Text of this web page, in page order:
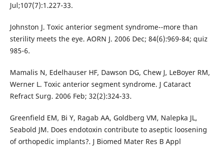
Jul;107(7):1.227-33.
Johnston J. Toxic anterior segment syndrome--more than
sterility meets the eye. AORN J. 2006 Dec; 84(6):969-84; quiz
985-6.
Mamalis N, Edelhauser HF, Dawson DG, Chew J, LeBoyer RM,
Werner L. Toxic anterior segment syndrome. J Cataract
Refract Surg. 2006 Feb; 32(2):324-33.
Greenfield EM, Bi Y, Ragab AA, Goldberg VM, Nalepka JL,
Seabold JM. Does endotoxin contribute to aseptic loosening
of orthopedic implants?. J Biomed Mater Res B Appl